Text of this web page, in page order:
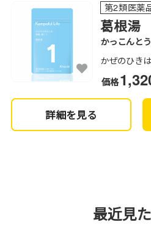
第2類医薬
葛根湯
かっこんとう
かぜのひき
価格
詳細を見る
最近見